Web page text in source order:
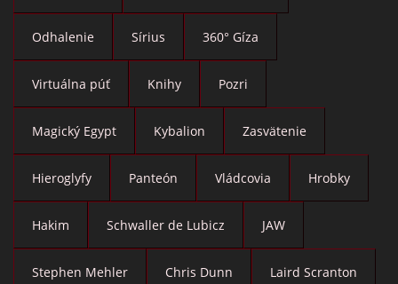
Odhalenie Sírius 360° Gíza
Virtuálna púť Knihy Pozri
Magický Egypt Kybalion Zasvätenie
Hieroglyfy Panteón Vládcovia Hrobky
Hakim Schwaller de Lubicz JAW
Stephen Mehler Chris Dunn Laird Scranton